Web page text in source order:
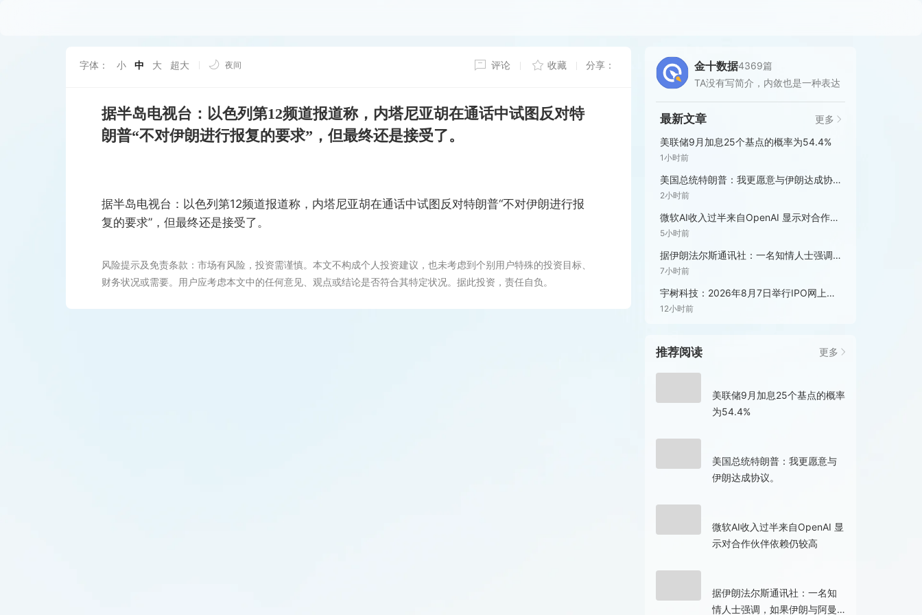
字体： 小 中 大 超大 夜间 评论 收藏 分享：
据半岛电视台：以色列第12频道报道称，内塔尼亚胡在通话中试图反对特
朗普“不对伊朗进行报复的要求”，但最终还是接受了。
据半岛电视台：以色列第12频道报道称，内塔尼亚胡在通话中试图反对特朗普“不对伊朗进行报
复的要求”，但最终还是接受了。
风险提示及免责条款：市场有风险，投资需谨慎。本文不构成个人投资建议，也未考虑到个别用户特殊的投资目标、
财务状况或需要。用户应考虑本文中的任何意见、观点或结论是否符合其特定状况。据此投资，责任自负。
金十数据4369篇
TA没有写简介，内敛也是一种表达
最新文章
更多
美联储9月加息25个基点的概率为54.4%
1小时前
美国总统特朗普：我更愿意与伊朗达成协议。
2小时前
微软AI收入过半来自OpenAI 显示对合作伙伴依赖仍较高
5小时前
据伊朗法尔斯通讯社：一名知情人士强调，如果伊朗与阿曼之间的协议最终敲定，重新开放霍尔木兹海峡将需要另行达成安排，其中也包括美国履行相关承诺。
7小时前
宇树科技：2026年8月7日举行IPO网上路演，拟发行4044.64万股
12小时前
推荐阅读 更多
美联储9月加息25个基点的概率
为54.4%
美国总统特朗普：我更愿意与
伊朗达成协议。
微软AI收入过半来自OpenAI 显
示对合作伙伴依赖仍较高
据伊朗法尔斯通讯社：一名知
情人士强调，如果伊朗与阿曼